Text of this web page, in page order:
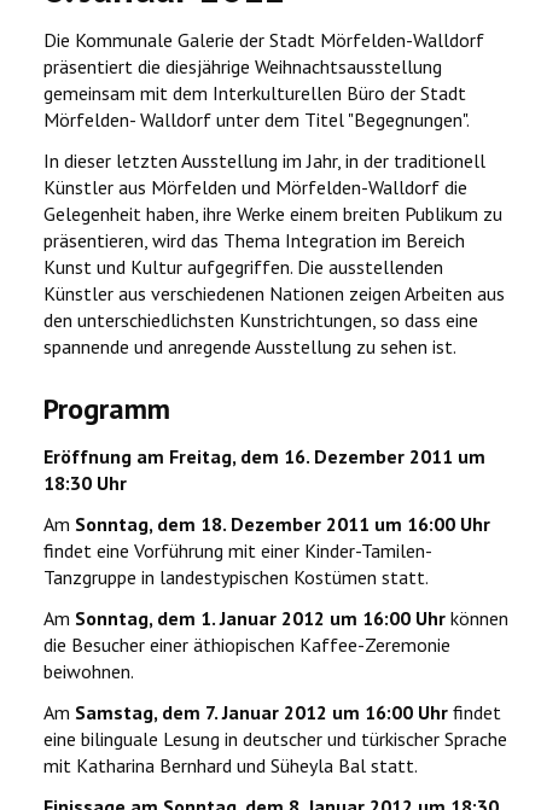
Die Kommunale Galerie der Stadt Mörfelden-Walldorf
präsentiert die diesjährige Weihnachtsausstellung
gemeinsam mit dem Interkulturellen Büro der Stadt
Mörfelden- Walldorf unter dem Titel "Begegnungen".
In dieser letzten Ausstellung im Jahr, in der traditionell
Künstler aus Mörfelden und Mörfelden-Walldorf die
Gelegenheit haben, ihre Werke einem breiten Publikum zu
präsentieren, wird das Thema Integration im Bereich
Kunst und Kultur aufgegriffen. Die ausstellenden
Künstler aus verschiedenen Nationen zeigen Arbeiten aus
den unterschiedlichsten Kunstrichtungen, so dass eine
spannende und anregende Ausstellung zu sehen ist.
Programm
Eröffnung am Freitag, dem 16. Dezember 2011 um
18:30 Uhr
Am Sonntag, dem 18. Dezember 2011 um 16:00 Uhr
findet eine Vorführung mit einer Kinder-Tamilen-
Tanzgruppe in landestypischen Kostümen statt.
Am Sonntag, dem 1. Januar 2012 um 16:00 Uhr können
die Besucher einer äthiopischen Kaffee-Zeremonie
beiwohnen.
Am Samstag, dem 7. Januar 2012 um 16:00 Uhr findet
eine bilinguale Lesung in deutscher und türkischer Sprache
mit Katharina Bernhard und Süheyla Bal statt.